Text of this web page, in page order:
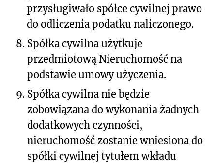
przysługiwało spółce cywilnej prawo
do odliczenia podatku naliczonego.
8. Spółka cywilna użytkuje
przedmiotową Nieruchomość na
podstawie umowy użyczenia.
9. Spółka cywilna nie będzie
zobowiązana do wykonania żadnych
dodatkowych czynności,
nieruchomość zostanie wniesiona do
spółki cywilnej tytułem wkładu